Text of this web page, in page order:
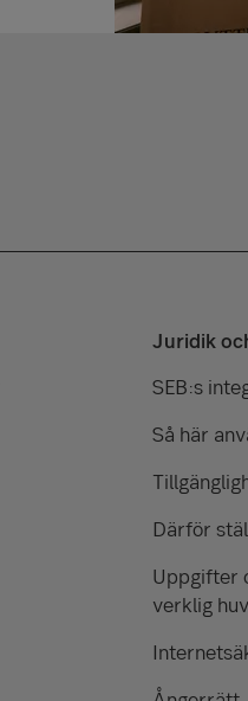
Juridik
SEB:s
Så här
Därför
Uppgifter
verklig